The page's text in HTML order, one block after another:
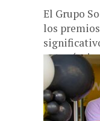
El Grupo
los